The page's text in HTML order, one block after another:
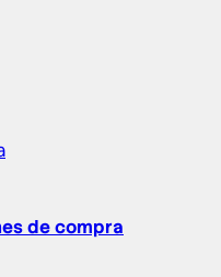
de compra